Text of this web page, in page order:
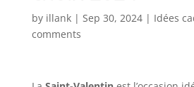
by illank| Sep 30, 2024| Idées
comments